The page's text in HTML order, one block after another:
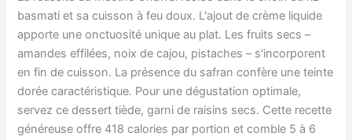
basmati et sa cuisson à feu doux. L'ajout de crème liquide
apporte une onctuosité unique au plat. Les fruits secs –
amandes effilées, noix de cajou, pistaches – s'incorporent
en fin de cuisson. La présence du safran confère une teinte
dorée caractéristique. Pour une dégustation optimale,
servez ce dessert tiède, garni de raisins secs. Cette recette
généreuse offre 418 calories par portion et comble 5 à 6